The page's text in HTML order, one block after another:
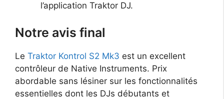
l’application Traktor DJ.
Notre avis final
Le Traktor Kontrol S2 Mk3 est un excellent
contrôleur de Native Instruments. Prix
abordable sans lésiner sur les fonctionnalités
essentielles dont les DJs débutants et